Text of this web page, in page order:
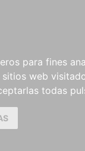
para fines
web
todas
Y EDICIONES